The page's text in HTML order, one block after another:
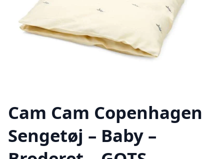
Cam Cam Copenhagen
Sengetøj – Baby –